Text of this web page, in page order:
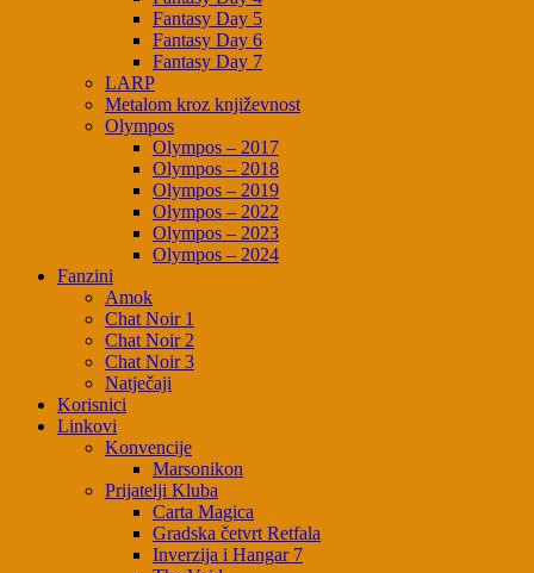
Fantasy Day 5
Fantasy Day 6
Fantasy Day 7
LARP
Metalom kroz književnost
Olympos
Olympos – 2017
Olympos – 2018
Olympos – 2019
Olympos – 2022
Olympos – 2023
Olympos – 2024
Fanzini
Amok
Chat Noir 1
Chat Noir 2
Chat Noir 3
Natječaji
Korisnici
Linkovi
Konvencije
Marsonikon
Prijatelji Kluba
Carta Magica
Gradska četvrt Retfala
Inverzija i Hangar 7